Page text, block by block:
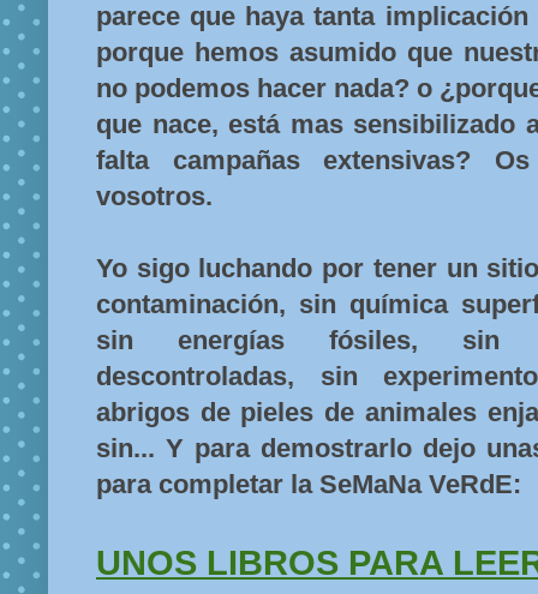
parece que haya tanta
porque hemos asumido que
no podemos hacer nada? o
que nace, está mas sensibilizado
falta campañas extensivas?
vosotros.
Yo sigo luchando por tener un
contaminación, sin química
sin energías fósiles, sin
descontroladas, sin
abrigos de pieles de animales
sin... Y para demostrarlo dejo
para completar la SeMaNa VeRdE:
UNOS LIBROS PARA